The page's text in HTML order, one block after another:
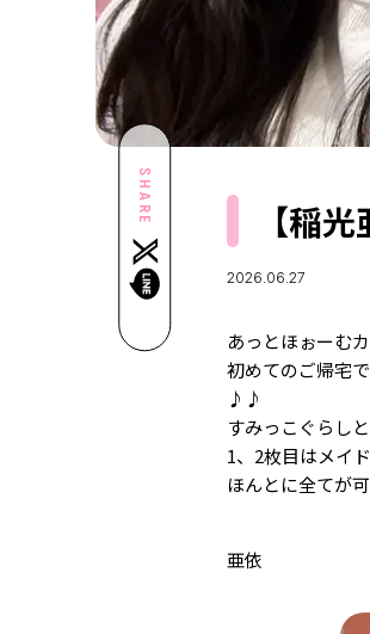
SHARE 【稲
2026.06.27
あっとほぉーむ
初めてのご帰宅
♪♪
すみっこぐらし
1、2枚目はメイ
ほんとに全てが
亜依